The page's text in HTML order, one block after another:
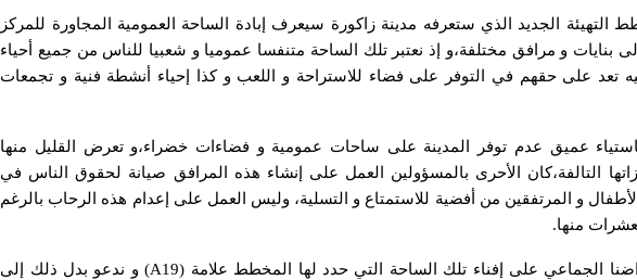
التهيئة الجديد الذي ستعرفه مدينة زاكورة سيعرف إبادة الساحة العمومية المجاورة للمركز
إلى بنايات و مرافق مختلفة،و إذ نعتبر تلك الساحة متنفسا عموميا و شعبيا للناس من جميع أحياء
تعد على حقهم في التوفر على فضاء للاستراحة و اللعب و كذا إحياء أنشطة فنية و تجمعات
عميق عدم توفر المدينة على ساحات عمومية و فضاءات خضراء،و تعرض القليل منها
التالفة،كان الأحرى بالمسؤولين العمل على إنشاء هذه المرافق صيانة لحقوق الناس في
و المرتفقين من أفضية للاستمتاع و التسلية، وليس العمل على إعدام هذه الرحاب بالرغم
منها.
و من خلاله فإننا نقدم اعتراضنا الجماعي على إفناء تلك الساحة التي حدد لها المخطط علامة (A19) و ندعو بدل ذلك إلى